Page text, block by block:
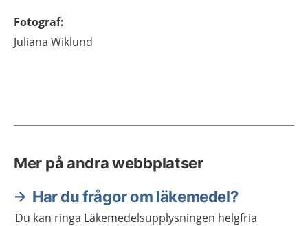
Fotograf:
Juliana Wiklund
Mer på andra webbplatser
Har du frågor om läkemedel?
Du kan ringa Läkemedelsupplysningen helgfria